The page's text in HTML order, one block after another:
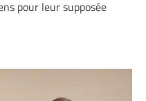
pour leur supposée